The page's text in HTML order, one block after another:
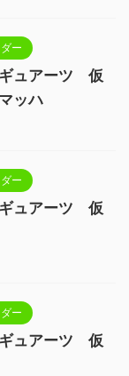
ー
ギュアーツ 仮
ッハ
ー
ギュアーツ 仮
ー
ギュアーツ 仮